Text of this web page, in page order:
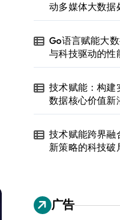
动多媒体大数据
Go语言赋能大
与科技驱动的性
技术赋能：构建
数据核心价值新
技术赋能跨界融
新策略的科技破
广告